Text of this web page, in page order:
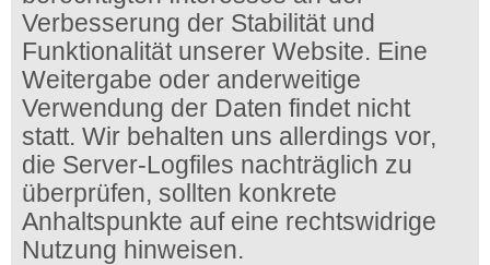
Verbesserung der Stabilität und
Funktionalität unserer Website. Eine
Weitergabe oder anderweitige
Verwendung der Daten findet nicht
statt. Wir behalten uns allerdings vor,
die Server-Logfiles nachträglich zu
überprüfen, sollten konkrete
Anhaltspunkte auf eine rechtswidrige
Nutzung hinweisen.